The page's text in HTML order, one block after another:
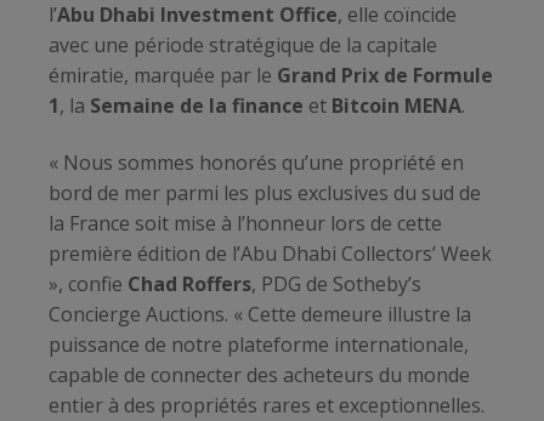
l’Abu Dhabi Investment Office, elle coïncide
avec une période stratégique de la capitale
émiratie, marquée par le Grand Prix de Formule
1, la Semaine de la finance et Bitcoin MENA.
« Nous sommes honorés qu’une propriété en
bord de mer parmi les plus exclusives du sud de
la France soit mise à l’honneur lors de cette
première édition de l’Abu Dhabi Collectors’ Week
», confie Chad Roffers, PDG de Sotheby’s
Concierge Auctions. « Cette demeure illustre la
puissance de notre plateforme internationale,
capable de connecter des acheteurs du monde
entier à des propriétés rares et exceptionnelles.